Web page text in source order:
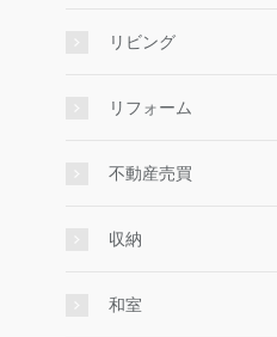
リビング
リフォーム
不動産売買
収納
和室